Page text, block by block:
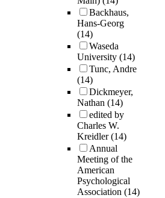
Backhaus,
Hans-Georg
(14)
Waseda
University (14)
Tunc, Andre
(14)
Dickmeyer,
Nathan (14)
edited by
Charles W.
Kreidler(14)
Annual
Meeting of the
American
Psychological
Association (14)